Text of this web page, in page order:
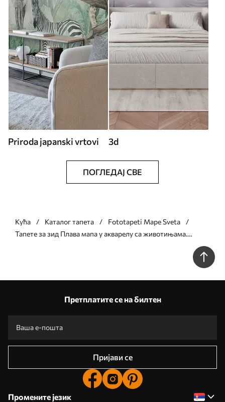
Priroda japanski vrtovi 3d
ПОГЛЕДАЈ СВЕ
Кућа Каталог тапета
Fototapeti Mape Sveta
Тапете за зид Плава мапа у акварелу са животињама.
Претплатите се на билтен
Пријави се
Промените језик